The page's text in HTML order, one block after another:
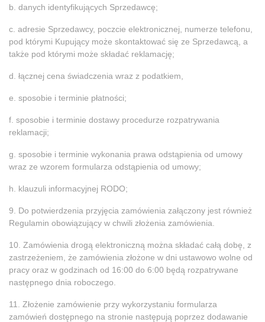
b. danych identyfikujących Sprzedawcę;
c. adresie Sprzedawcy, poczcie elektronicznej, numerze telefonu,
pod którymi Kupujący może skontaktować się ze Sprzedawcą, a
także pod którymi może składać reklamację;
d. łącznej cena świadczenia wraz z podatkiem,
e. sposobie i terminie płatności;
f. sposobie i terminie dostawy procedurze rozpatrywania
reklamacji;
g. sposobie i terminie wykonania prawa odstąpienia od umowy
wraz ze wzorem formularza odstąpienia od umowy;
h. klauzuli informacyjnej RODO;
9. Do potwierdzenia przyjęcia zamówienia załączony jest również
Regulamin obowiązujący w chwili złożenia zamówienia.
10. Zamówienia drogą elektroniczną można składać całą dobę, z
zastrzeżeniem, że zamówienia złożone w dni ustawowo wolne od
pracy oraz w godzinach od 16:00 do 6:00 będą rozpatrywane
następnego dnia roboczego.
11. Złożenie zamówienie przy wykorzystaniu formularza
zamówień dostępnego na stronie następują poprzez dodawanie